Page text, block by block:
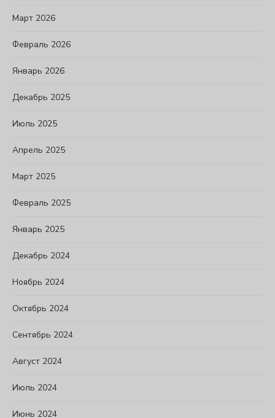
Март 2026
Февраль 2026
Январь 2026
Декабрь 2025
Июль 2025
Апрель 2025
Март 2025
Февраль 2025
Январь 2025
Декабрь 2024
Ноябрь 2024
Октябрь 2024
Сентябрь 2024
Август 2024
Июль 2024
Июнь 2024